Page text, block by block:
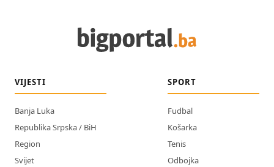
VIJESTI
Banja Luka
Republika Srpska / BiH
Region
Svijet
SPORT
Fudbal
Košarka
Tenis
Odbojka